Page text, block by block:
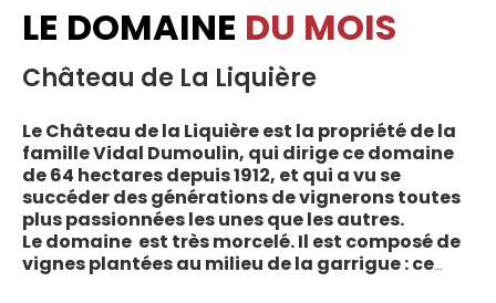
LE DOMAINE DU MOIS
Château de La Liquière
Le Château de la Liquière est la propriété de la
famille Vidal Dumoulin, qui dirige ce domaine
de 64 hectares depuis 1912, et qui a vu se
succéder des générations de vignerons toutes
plus passionnées les unes que les autres.
Le domaine est très morcelé. Il est composé de
vignes plantées au milieu de la garrigue : ce